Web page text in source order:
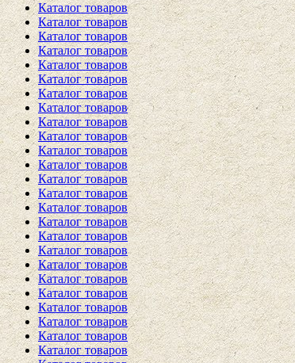
Каталог товаров
Каталог товаров
Каталог товаров
Каталог товаров
Каталог товаров
Каталог товаров
Каталог товаров
Каталог товаров
Каталог товаров
Каталог товаров
Каталог товаров
Каталог товаров
Каталог товаров
Каталог товаров
Каталог товаров
Каталог товаров
Каталог товаров
Каталог товаров
Каталог товаров
Каталог товаров
Каталог товаров
Каталог товаров
Каталог товаров
Каталог товаров
Каталог товаров